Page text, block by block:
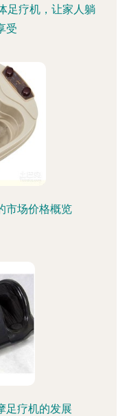
足疗机，让家人躺
受
市场价格概览
足疗机的发展